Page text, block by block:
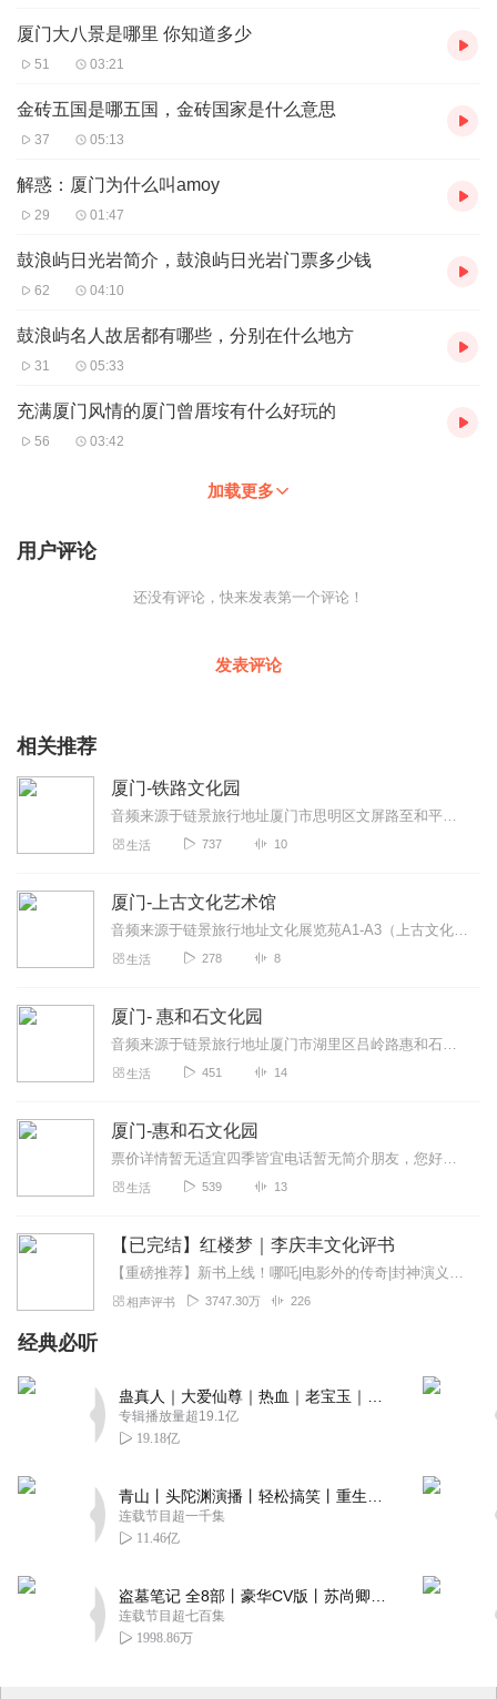
厦门大八景是哪里 你知道多少
51 03:21
金砖五国是哪五国，金砖国家是什么意思
37 05:13
解惑：厦门为什么叫amoy
29 01:47
鼓浪屿日光岩简介，鼓浪屿日光岩门票多少钱
62 04:10
鼓浪屿名人故居都有哪些，分别在什么地方
31 05:33
充满厦门风情的厦门曾厝垵有什么好玩的
56 03:42
加载更多
用户评论
还没有评论，快来发表第一个评论！
发表评论
相关推荐
厦门-铁路文化园
音频来源于链景旅行地址厦门市思明区文屏路至和平码头间票价描述暂无开放时间全天乘车信息暂无
生活 737 10
厦门-上古文化艺术馆
音频来源于链景旅行地址文化展览苑A1-A3（上古文化艺术馆）票价描述暂无开放时间全天乘车信息暂无
生活 278 8
厦门- 惠和石文化园
音频来源于链景旅行地址厦门市湖里区吕岭路惠和石文化园票价描述暂无开放时间全天乘车信息交通：乘车路线：公交车到达忠仑站（忠仑公园站），公交线路80...
生活 451 14
厦门-惠和石文化园
票价详情暂无适宜四季皆宜电话暂无简介朋友，您好！闽南石雕久负盛名，历史悠久，今天很高兴和您一起游览惠和石文化园，这是全国唯一的石文化创意园区。石文...
生活 539 13
【已完结】红楼梦｜李庆丰文化评书
【重磅推荐】新书上线！哪吒|电影外的传奇|封神演义封神榜精华|李庆丰评书快来点击收听吧~【精品推荐】三国演义（李庆丰文化评书）水浒传（李庆丰文化评书）西游记...
相声评书 3747.30万 226
经典必听
专辑播放量超19.1亿
19.18亿
连载节目超一千集
11.46亿
连载节目超七百集
1998.86万